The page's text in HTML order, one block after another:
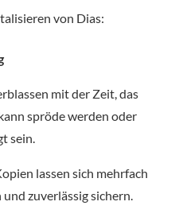
von Dias:
mit der Zeit, das
spröde werden oder
sein.
lassen sich mehrfach
und zuverlässig sichern.